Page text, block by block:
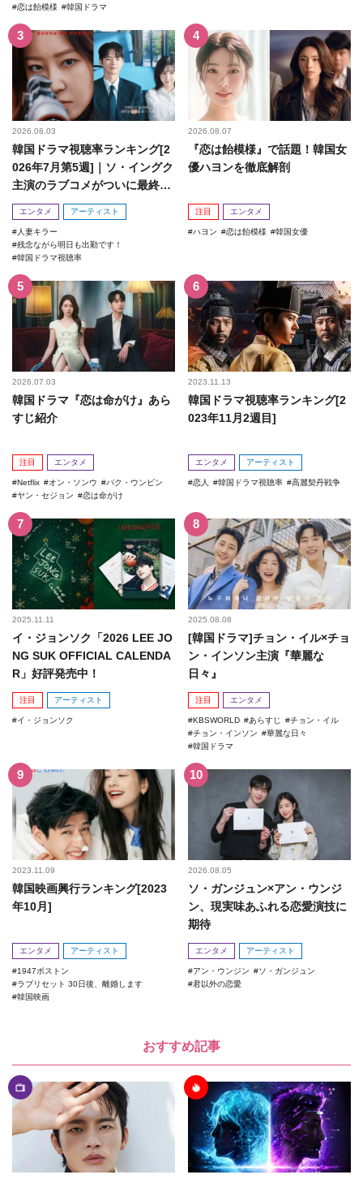
恋は飴模様
韓国ドラマ
2026.08.03
韓国ドラマ視聴率ランキング[2
026年7月第5週]｜ソ・イングク
主演のラブコメがついに最終
回！
エンタメ アーティスト
人妻キラー
残念ながら明日も出勤です！
韓国ドラマ視聴率
2026.08.07
『恋は飴模様』で話題！韓国女
優ハヨンを徹底解剖
注目 エンタメ
ハヨン 恋は飴模様 韓国女優
2026.07.03
韓国ドラマ『恋は命がけ』あら
すじ紹介
注目 エンタメ
Netflix オン・ソンウ
パク・ウンビン
ヤン・セジョン
恋は命がけ
2023.11.13
韓国ドラマ視聴率ランキング[2
023年11月2週目]
エンタメ アーティスト
恋人 韓国ドラマ視聴率 高麗契丹戦争
2025.11.11
イ・ジョンソク「2026 LEE JO
NG SUK OFFICIAL CALENDA
R」好評発売中！
注目 アーティスト
イ・ジョンソク
2025.08.08
[韓国ドラマ]チョン・イル×チョ
ン・インソン主演『華麗な
日々』
注目 エンタメ
KBSWORLD あらすじ
チョン・イル
チョン・インソン
華麗な日々
韓国ドラマ
2023.11.09
韓国映画興行ランキング[2023
年10月]
エンタメ アーティスト
1947ボストン
ラブリセット 30日後、離婚します
韓国映画
2026.08.05
ソ・ガンジュン×アン・ウンジ
ン、現実味あふれる恋愛演技に
期待
エンタメ アーティスト
アン・ウンジン
ソ・ガンジュン
君以外の恋愛
おすすめ記事